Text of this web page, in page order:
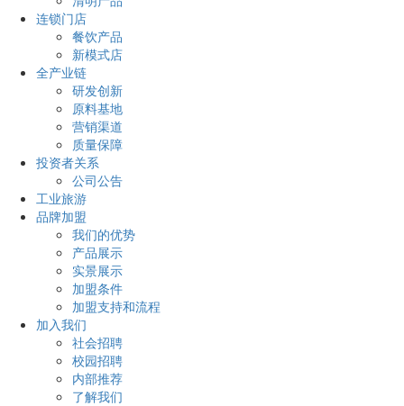
连锁门店
餐饮产品
新模式店
全产业链
研发创新
原料基地
营销渠道
质量保障
投资者关系
公司公告
工业旅游
品牌加盟
我们的优势
产品展示
实景展示
加盟条件
加盟支持和流程
加入我们
社会招聘
校园招聘
内部推荐
了解我们